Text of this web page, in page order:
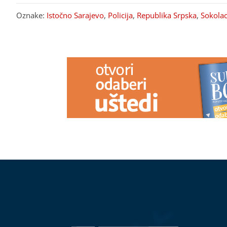
Oznake: Istočno Sarajevo, Policija, Republika Srpska, Sokolac